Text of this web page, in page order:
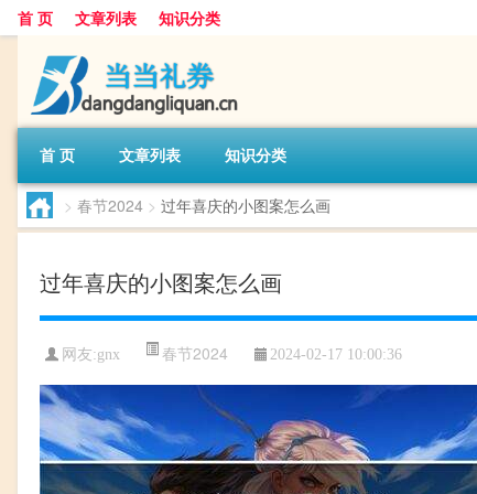
首 页 文章列表 知识分类
首 页 文章列表 知识分类
> 春节2024 > 过年喜庆的小图案怎么画
过年喜庆的小图案怎么画
网友:gnx 春节2024 2024-02-17 10:00:36